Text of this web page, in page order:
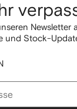
Newsletter
und Stock-